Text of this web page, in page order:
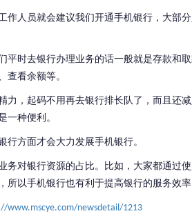
人员就会建议我们开通手机银行，大部
时去银行办理业务的话一般就是存款和
查看余额等。
，起码不用再去银行排长队了，而且还
一种便利。
方面才会大力发展手机银行。
对银行资源的占比。比如，大家都通过
以手机银行也有利于提高银行的服务效率
www.mscye.com/newsdetail/1213